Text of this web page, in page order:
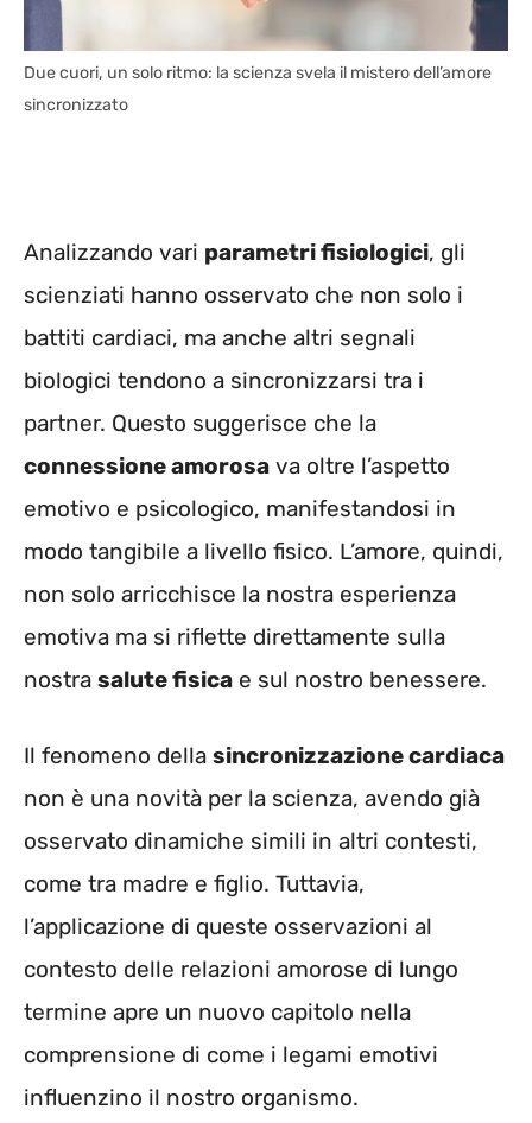
Due cuori, un solo ritmo: la scienza svela il mistero dell’amore
sincronizzato
Analizzando vari parametri fisiologici, gli
scienziati hanno osservato che non solo i
battiti cardiaci, ma anche altri segnali
biologici tendono a sincronizzarsi tra i
partner. Questo suggerisce che la
connessione amorosa va oltre l’aspetto
emotivo e psicologico, manifestandosi in
modo tangibile a livello fisico. L’amore, quindi,
non solo arricchisce la nostra esperienza
emotiva ma si riflette direttamente sulla
nostra salute fisica e sul nostro benessere.
Il fenomeno della sincronizzazione cardiaca
non è una novità per la scienza, avendo già
osservato dinamiche simili in altri contesti,
come tra madre e figlio. Tuttavia,
l’applicazione di queste osservazioni al
contesto delle relazioni amorose di lungo
termine apre un nuovo capitolo nella
comprensione di come i legami emotivi
influenzino il nostro organismo.